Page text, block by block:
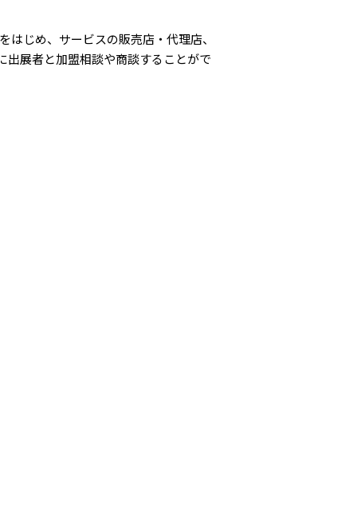
じめ、サービスの販売店・代理店、
展者と加盟相談や商談することがで